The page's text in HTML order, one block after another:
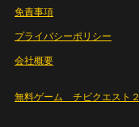
免責事項
プライバシーポリシー
会社概要
無料ゲーム チビクエスト２